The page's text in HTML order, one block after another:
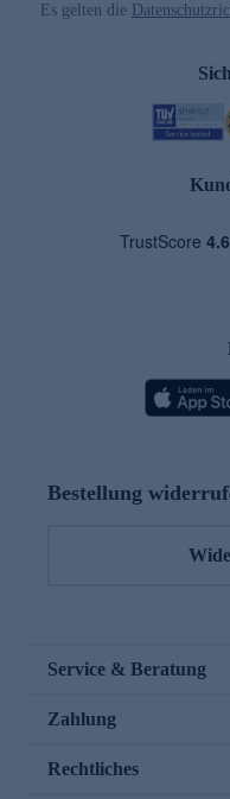
Es gelten die
Bestellung
Service & Beratung
Zahlung
Rechtliches